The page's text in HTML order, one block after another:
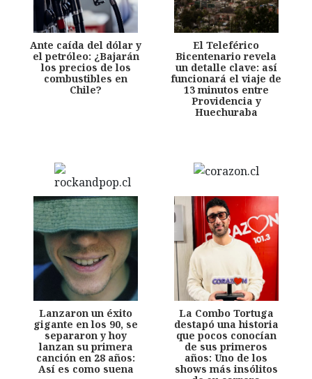
Ante caída del dólar y
el petróleo: ¿Bajarán
los precios de los
combustibles en
Chile?
El Teleférico
Bicentenario revela
un detalle clave: así
funcionará el viaje de
13 minutos entre
Providencia y
Huechuraba
Lanzaron un éxito
gigante en los 90, se
separaron y hoy
lanzan su primera
canción en 28 años:
Así es como suena
La Combo Tortuga
destapó una historia
que pocos conocían
de sus primeros
años: Uno de los
shows más insólitos